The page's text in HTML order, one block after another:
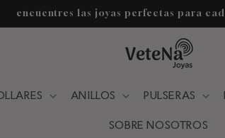
Envío GRATIS a partir de 44.90
ANILLOS PULSERAS
SOBRE NOSOTROS